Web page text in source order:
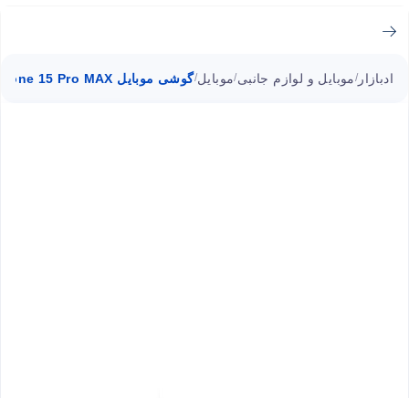
ادبازار /موبایل و لوازم جانبی/موبایل/گوشی موبایل iPhone 15 Pro MAX